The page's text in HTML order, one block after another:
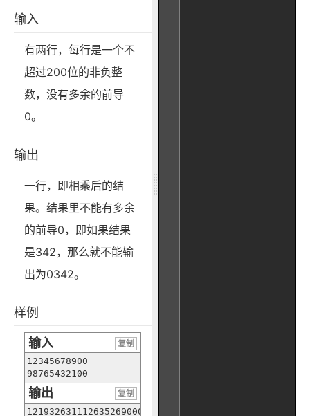
输入
有两行，每行是一个不
超过200位的非负整
数，没有多余的前导
0。
输出
一行，即相乘后的结
果。结果里不能有多余
的前导0，即如果结果
是342，那么就不能输
出为0342。
样例
输入
复制
12345678900
98765432100
输出
复制
1219326311126352690000